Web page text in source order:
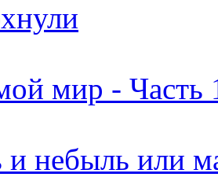
мир - Часть
небыль или